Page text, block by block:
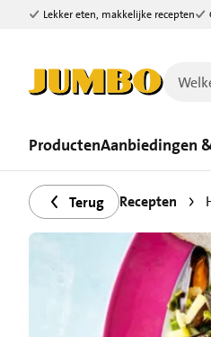
Ga naar zoeken
Ga naar hoofdinhoud
Lekker eten, makkelijke recepten
ProductenAanbiedingen
Terug Recepten